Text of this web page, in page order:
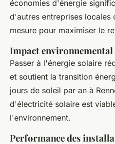
économies d'énergie
d'autres entreprises locales
mesure pour maximiser le
Impact
Passer à l'énergie solaire
et soutient la transition
jours de soleil par an à
d'électricité solaire est
l'environnement.
Performance des